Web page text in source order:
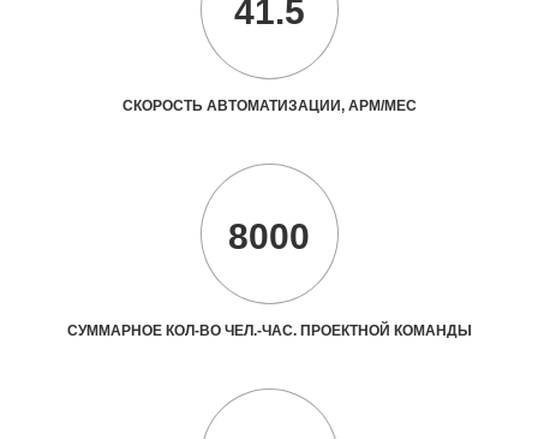
41.5
СКОРОСТЬ АВТОМАТИЗАЦИИ, АРМ/МЕС
8000
СУММАРНОЕ КОЛ-ВО ЧЕЛ.-ЧАС. ПРОЕКТНОЙ КОМАНДЫ